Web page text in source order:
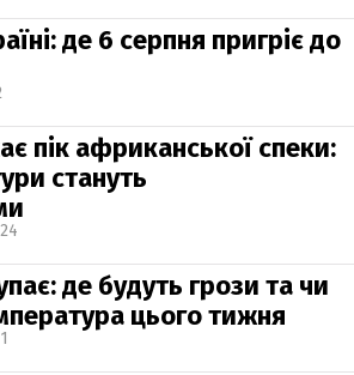
де 6 серпня пригріє до
пік африканської спеки:
стануть
де будуть грози та чи
цього тижня